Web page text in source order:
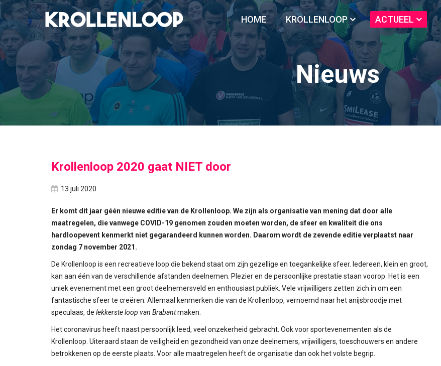
HOME KROLLENLOOP ACTUEEL
Nieuws
Krollenloop 2020 gaat NIET door
13 juli 2020
Er komt dit jaar géén nieuwe editie van de Krollenloop. We zijn als organisatie van mening dat door alle
maatregelen, die vanwege COVID-19 genomen zouden moeten worden, de sfeer en kwaliteit die ons
hardloopevent kenmerkt niet gegarandeerd kunnen worden. Daarom wordt de zevende editie verplaatst naar
zondag 7 november 2021.
De Krollenloop is een recreatieve loop die bekend staat om zijn gezellige en toegankelijke sfeer. Iedereen, klein en groot,
kan aan één van de verschillende afstanden deelnemen. Plezier en de persoonlijke prestatie staan voorop. Het is een
uniek evenement met een groot deelnemersveld en enthousiast publiek. Vele vrijwilligers zetten zich in om een
fantastische sfeer te creëren. Allemaal kenmerken die van de Krollenloop, vernoemd naar het anijsbroodje met
speculaas, de lekkerste loop van Brabantmaken.
Het coronavirus heeft naast persoonlijk leed, veel onzekerheid gebracht. Ook voor sportevenementen als de
Krollenloop. Uiteraard staan de veiligheid en gezondheid van onze deelnemers, vrijwilligers, toeschouwers en andere
betrokkenen op de eerste plaats. Voor alle maatregelen heeft de organisatie dan ook het volste begrip.